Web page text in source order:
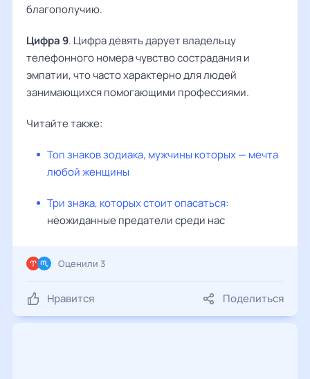
благополучию.
Цифра 9. Цифра девять дарует владельцу
телефонного номера чувство сострадания и
эмпатии, что часто характерно для людей
занимающихся помогающими профессиями.
Читайте также:
Топ знаков зодиака, мужчины которых — мечта
любой женщины
Три знака, которых стоит опасаться:
неожиданные предатели среди нас
Нравится Поделиться
Оценили 3